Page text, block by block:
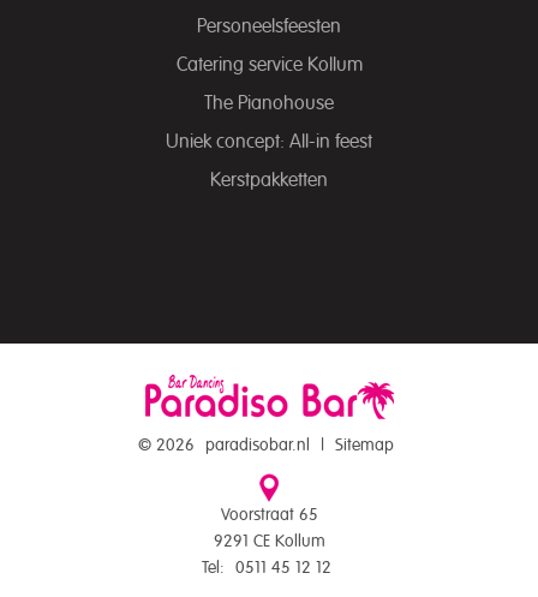
Personeelsfeesten
Catering service Kollum
The Pianohouse
Uniek concept: All-in feest
Kerstpakketten
© 2026 paradisobar.nl Sitemap
Voorstraat 65
9291 CE Kollum
Tel:
0511 45 12 12